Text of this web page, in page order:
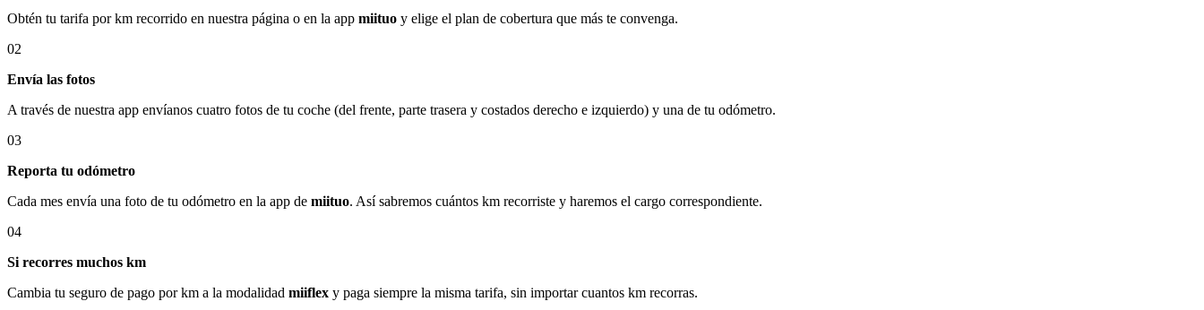
Obtén tu tarifa por km recorrido en nuestra página o en la app miituo y elige el plan de cobertura que más te convenga.
02
Envía las fotos
A través de nuestra app envíanos cuatro fotos de tu coche (del frente, parte trasera y costados derecho e izquierdo) y una de tu odómetro.
03
Reporta tu odómetro
Cada mes envía una foto de tu odómetro en la app de miituo. Así sabremos cuántos km recorriste y haremos el cargo correspondiente.
04
Si recorres muchos km
Cambia tu seguro de pago por km a la modalidad miiflex y paga siempre la misma tarifa, sin importar cuantos km recorras.